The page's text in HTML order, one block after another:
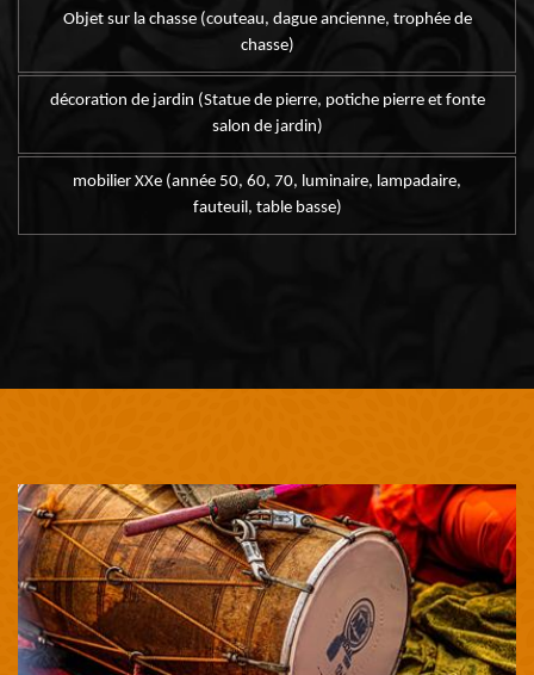
Objet sur la chasse (couteau, dague ancienne, trophée de
chasse)
décoration de jardin (Statue de pierre, potiche pierre et fonte
salon de jardin)
mobilier XXe (année 50, 60, 70, luminaire, lampadaire,
fauteuil, table basse)